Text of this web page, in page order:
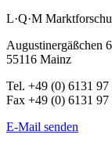
L·Q·M
Augustinergäßchen 6
55116 Mainz
Tel. +49 (0) 6131 97
Fax +49 (0) 6131 97
E-Mail senden